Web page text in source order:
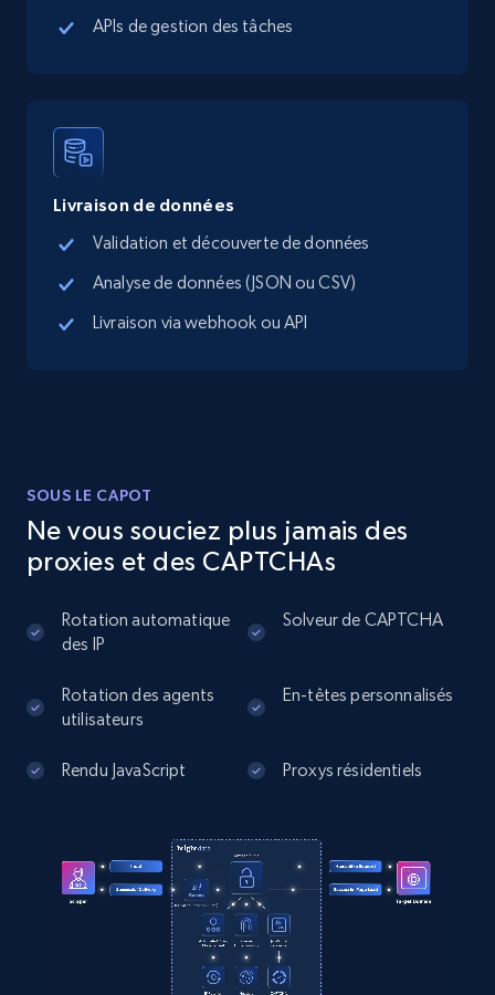
Instagram - Posts
URL, User posted, Description, Hashtags, Num
comments, Date posted, Likes, Photos, and
more.
13.2K+ 1.6K+ Essai gratuit
URL, User posted, Description, Hashtags, Num
more.
Zillow properties listing information
IsListingClaimedByCurrentSignedInUser,
12K+ 1.3K+ Essai gratuit
Zillow properties listing information -
APIs de gestion des tâches
Livraison de données
Validation et découverte de données
Analyse de données (JSON ou CSV)
Livraison via webhook ou API
SOUS LE CAPOT
Ne vous souciez plus jamais des
proxies et des CAPTCHAs
Rotation automatique
des IP
Solveur de CAPTCHA
Rotation des agents
utilisateurs
En-têtes personnalisés
Rendu JavaScript Proxys résidentiels